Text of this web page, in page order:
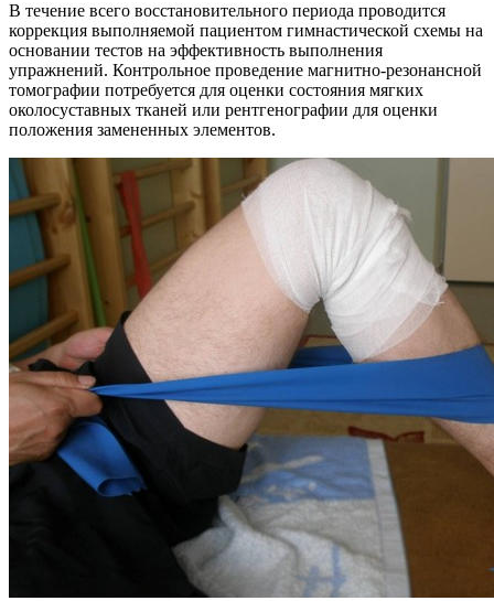
В течение всего восстановительного периода проводится
коррекция выполняемой пациентом гимнастической схемы на
основании тестов на эффективность выполнения
упражнений. Контрольное проведение магнитно-резонансной
томографии потребуется для оценки состояния мягких
околосуставных тканей или рентгенографии для оценки
положения замененных элементов.